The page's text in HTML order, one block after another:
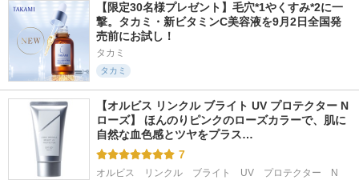
【限定30名様プレゼント】毛穴*1やくすみ*2に一
撃。タカミ・新ビタミンC美容液を9月2日全国発
売前にお試し！
タカミ
タカミ
【オルビス リンクル ブライト UV プロテクター N
ローズ】 ほんのりピンクのローズカラーで、肌に
自然な血色感とツヤをプラス…
7
オルビス　リンクル　ブライト　UV　プロテクター　N